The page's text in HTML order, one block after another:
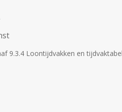
9.3.4 Loontijdvakken en